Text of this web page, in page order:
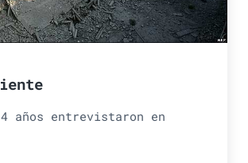
4 años entrevistaron en
oriente